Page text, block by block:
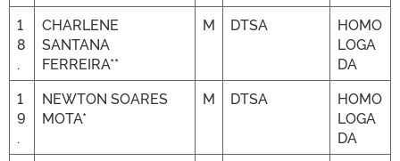
1
8
.
CHARLENE
SANTANA
FERREIRA**
M DTSA
HOMO
LOGA
DA
1
9
.
NEWTON SOARES
MOTA*
M DTSA
HOMO
LOGA
DA